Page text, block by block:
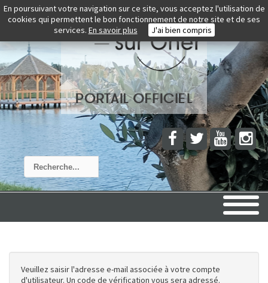
Rechercher
Veuillez saisir l'adresse e-mail associée à votre compte
d'utilisateur. Un code de vérification vous sera adressé.
En poursuivant votre navigation sur ce site, vous acceptez l'utilisation de
cookies qui permettent le bon fonctionnement de notre site et de ses
services. En savoir plus J'ai bien compris